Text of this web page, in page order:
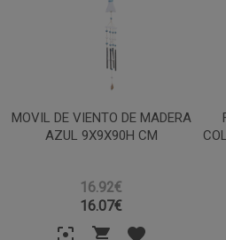
MOVIL DE VIENTO DE MADERA
AZUL 9X9X90H CM
16.92€
16.07€